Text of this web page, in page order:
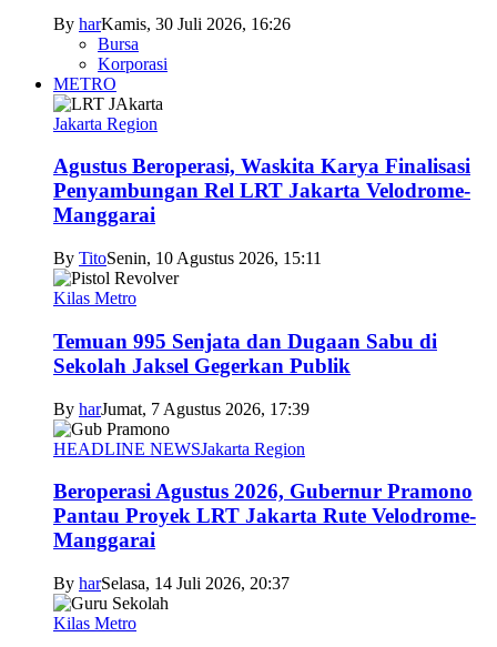
By harKamis, 30 Juli 2026, 16:26
Bursa
Korporasi
METRO
Jakarta Region
Agustus Beroperasi, Waskita Karya Finalisasi
Penyambungan Rel LRT Jakarta Velodrome-
Manggarai
By TitoSenin, 10 Agustus 2026, 15:11
Kilas Metro
Temuan 995 Senjata dan Dugaan Sabu di
Sekolah Jaksel Gegerkan Publik
By harJumat, 7 Agustus 2026, 17:39
HEADLINE NEWSJakarta Region
Beroperasi Agustus 2026, Gubernur Pramono
Pantau Proyek LRT Jakarta Rute Velodrome-
Manggarai
By harSelasa, 14 Juli 2026, 20:37
Kilas Metro